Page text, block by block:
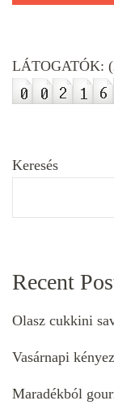
LÁTOGATÓK:
Keresés
Recent
Olasz cukkini
Vasárnapi
Maradékból